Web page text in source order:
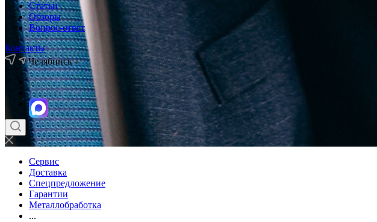
Статьи
Обзоры
Вопрос-ответ
Контакты
Челябинск
Сервис
Доставка
Спецпредложение
Гарантии
Металлобработка
...